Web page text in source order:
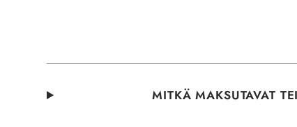
MITKÄ MAKSUTAVAT